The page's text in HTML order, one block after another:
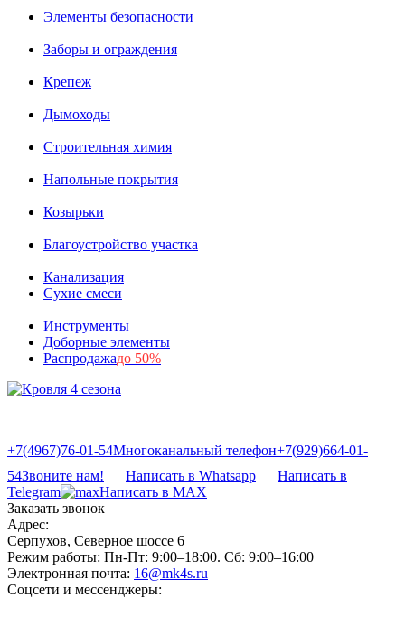
Элементы безопасности
Заборы и ограждения
Крепеж
Дымоходы
Строительная химия
Напольные покрытия
Козырьки
Благоустройство участка
Канализация
Сухие смеси
Инструменты
Доборные элементы
Распродажадо 50%
+7(4967)76-01-54Многоканальный телефон+7(929)664-01-
54Звоните нам! Написать в Whatsapp
Написать в
Telegram
Написать в MAX
Заказать звонок
Адрес:
Серпухов, Северное шоссе 6
Режим работы: Пн-Пт: 9:00–18:00. Сб: 9:00–16:00
Электронная почта: 16@mk4s.ru
Соцсети и мессенджеры: